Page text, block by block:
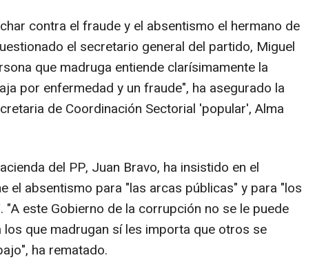
contra el fraude y el absentismo el hermano de
el secretario general del partido, Miguel
que madruga entiende clarísimamente la
por enfermedad y un fraude", ha asegurado la
de Coordinación Sectorial 'popular', Alma
del PP, Juan Bravo, ha insistido en el
el absentismo para "las arcas públicas" y para "los
este Gobierno de la corrupción no se le puede
que madrugan sí les importa que otros se
ha rematado.